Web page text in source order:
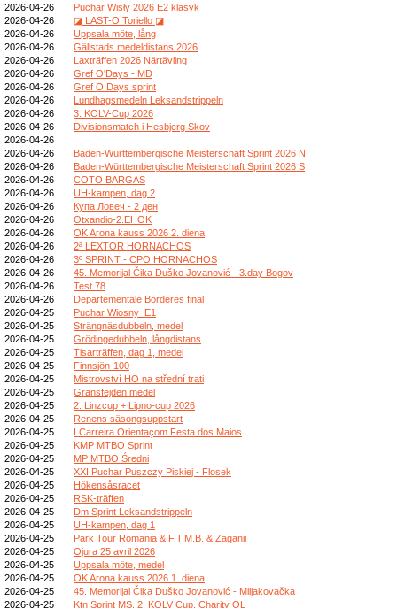
2026-04-26
Puchar Wisły 2026 E2 klasyk
2026-04-26
◪ LAST-O Toriello ◪
2026-04-26
Uppsala möte, lång
2026-04-26
Gällstads medeldistans 2026
2026-04-26
Laxträffen 2026 Närtävling
2026-04-26
Gref O'Days - MD
2026-04-26
Gref O Days sprint
2026-04-26
Lundhagsmedeln Leksandstrippeln
2026-04-26
3. KOLV-Cup 2026
2026-04-26
Divisionsmatch i Hesbjerg Skov
2026-04-26
2026-04-26
Baden-Württembergische Meisterschaft Sprint 2026 N
2026-04-26
Baden-Württembergische Meisterschaft Sprint 2026 S
2026-04-26
COTO BARGAS
2026-04-26
UH-kampen, dag 2
2026-04-26
Купа Ловеч - 2 ден
2026-04-26
Otxandio-2.EHOK
2026-04-26
OK Arona kauss 2026 2. diena
2026-04-26
2ª LEXTOR HORNACHOS
2026-04-26
3º SPRINT - CPO HORNACHOS
2026-04-26
45. Memorijal Čika Duško Jovanović - 3.day Bogov
2026-04-26
Test 78
2026-04-26
Departementale Borderes final
2026-04-25
Puchar Wiosny_E1
2026-04-25
Strängnäsdubbeln, medel
2026-04-25
Grödingedubbeln, långdistans
2026-04-25
Tisarträffen, dag 1, medel
2026-04-25
Finnsjön-100
2026-04-25
Mistrovství HO na střední trati
2026-04-25
Gränsfejden medel
2026-04-25
2. Linzcup + Lipno-cup 2026
2026-04-25
Renens säsongsuppstart
2026-04-25
I Carreira Orientaçom Festa dos Maios
2026-04-25
KMP MTBO Sprint
2026-04-25
MP MTBO Średni
2026-04-25
XXI Puchar Puszczy Piskiej - Flosek
2026-04-25
Hökensåsracet
2026-04-25
RSK-träffen
2026-04-25
Dm Sprint Leksandstrippeln
2026-04-25
UH-kampen, dag 1
2026-04-25
Park Tour Romania & F.T.M.B. & Zaganii
2026-04-25
Ojura 25 avril 2026
2026-04-25
Uppsala möte, medel
2026-04-25
OK Arona kauss 2026 1. diena
2026-04-25
45. Memorijal Čika Duško Jovanović - Miljakovačka
2026-04-25
Ktn Sprint MS, 2. KOLV Cup, Charity OL